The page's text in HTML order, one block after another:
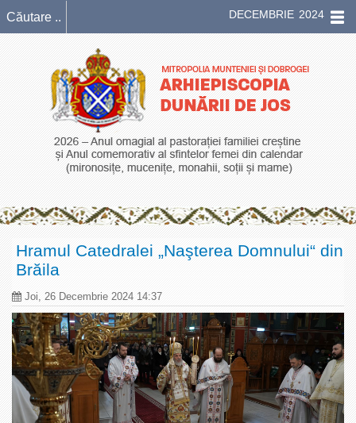
DECEMBRIE 2024
Hramul Catedralei „Naşterea Domnului“ din
Brăila
Joi, 26 Decembrie 2024 14:37